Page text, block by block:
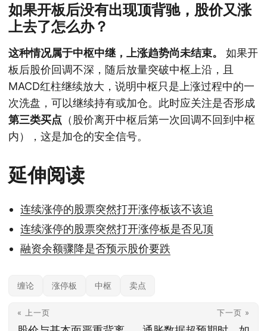
如果开板后没有出现顶背驰，股价又涨
上去了怎么办？
这种情况属于中枢中继，上涨趋势尚未结束。
如果开
板后股价回调不深，随后放量突破中枢上沿，且
MACD红柱继续放大，说明中枢只是上涨过程中的一
次洗盘，可以继续持有或加仓。此时应关注是否形成
第三类买点 （股价离开中枢后第一次回调不回到中枢
内），这是加仓的安全信号。
延伸阅读
连续涨停的股票突然打开涨停板该不该追
连续涨停的股票突然打开涨停板是否见顶
融资余额骤降是否预示股价要跌
缠论 涨停板 中枢 卖点
« 上一页 下一页 »